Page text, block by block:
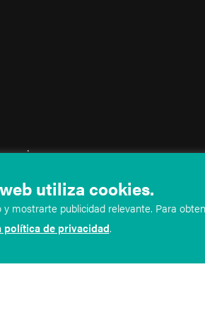
sitio web
relación médico-
y tratamiento
utiliza cookies.
mostrarte publicidad relevante. Para
política de privacidad.